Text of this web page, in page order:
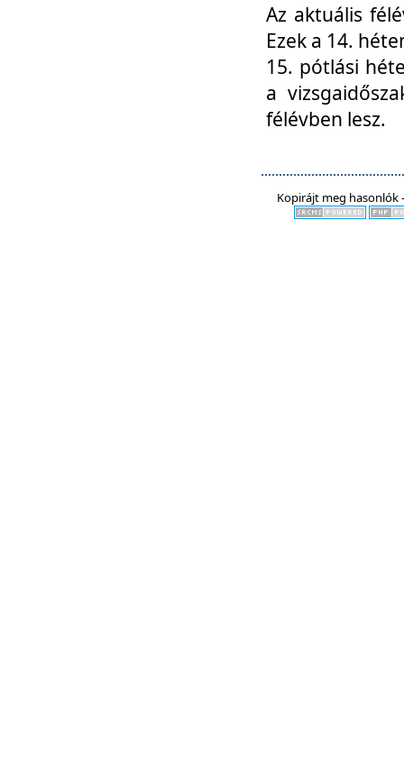
Az aktuális
Ezek a 14.
15. pótlási
a
félévben lesz.
Kopirájt meg hasonlók